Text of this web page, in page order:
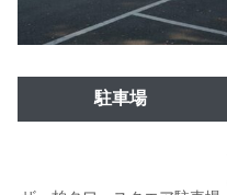
駐車場